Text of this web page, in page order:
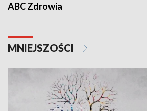
ABC Zdrowia
MNIEJSZOŚCI